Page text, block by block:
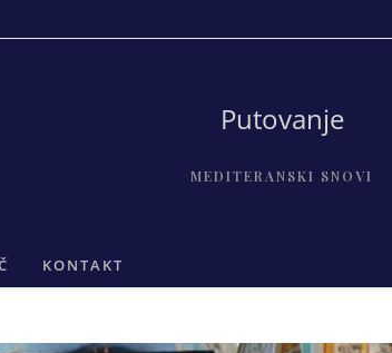
Putovanje
MEDITERANSKI SNOVI
KONTAKT